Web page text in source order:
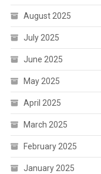
August 2025
July 2025
June 2025
May 2025
April 2025
March 2025
February 2025
January 2025